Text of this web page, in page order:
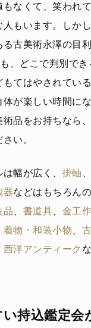
もなくて、笑われ
人もいます。しか
る古美術永澤の目
、どこで判別で
もてはやされてい
が楽しい時間に
術品をお持ちなら
い。
幅が広く、 掛軸
器などはもちろんの
品 書道具 金工
着物・和装小物
西洋アンティーク
持込鑑定会